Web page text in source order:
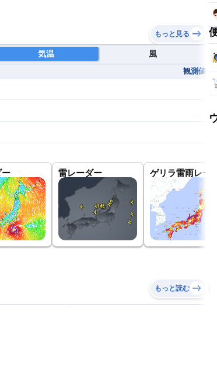
もっと見る
気温 風
観測値
ー 雷レーダー ゲリラ雷雨レー
もっと読む